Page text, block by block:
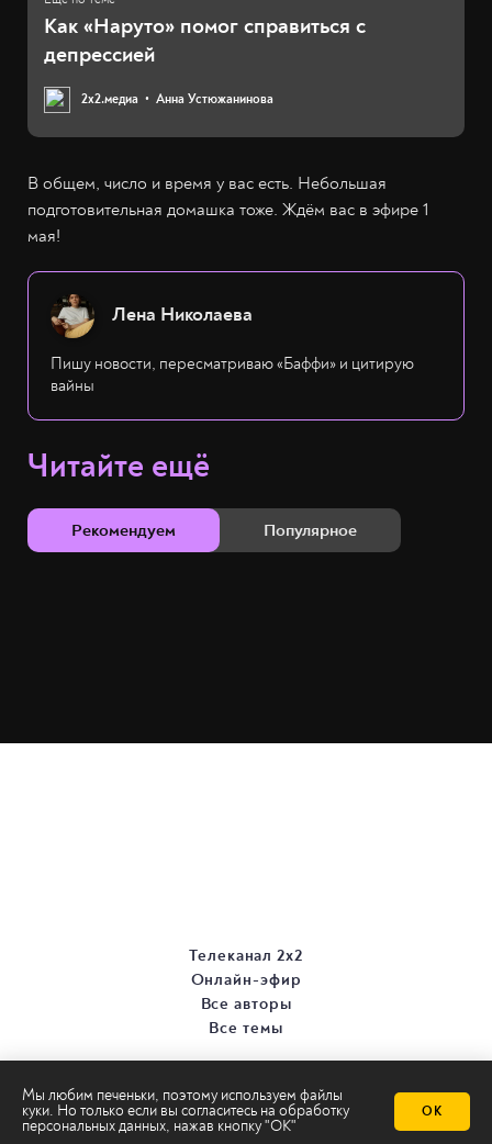
Как «Наруто» помог справиться с
депрессией
2х2.медиа Анна Устюжанинова
В общем, число и время у вас есть. Небольшая
подготовительная домашка тоже. Ждём вас в эфире 1
мая!
Лена Николаева
Пишу новости, пересматриваю «Баффи» и цитирую
вайны
Читайте ещё
Рекомендуем Популярное
Мы любим печеньки, поэтому используем файлы
куки. Но только если вы согласитесь на обработку
персональных данных, нажав кнопку "ОК"
ОК
Телеканал 2х2
Онлайн-эфир
Все авторы
Все темы